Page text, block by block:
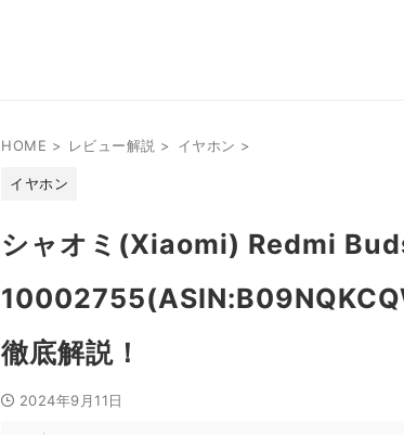
HOME > レビュー解説 > イヤホン >
イヤホン
シャオミ(Xiaomi) Redmi
徹底解説！
2024年9月11日